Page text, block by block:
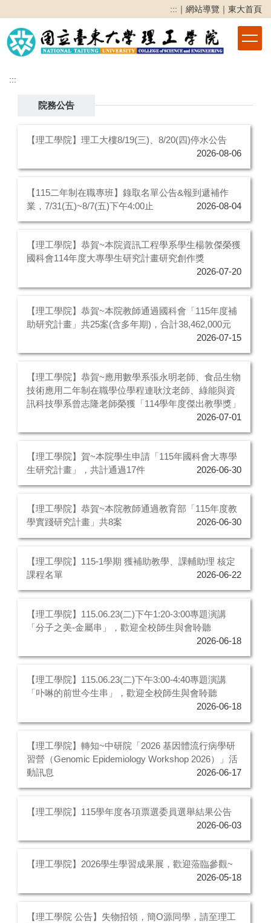
到
主
要
區
::: ｜ 網站導覽 ｜ 東大首頁
:::
院務公告
【理工學院】理工大樓8/19(三)、8/20(四)停水公告
2026-08-06
【115二年制在職專班】錄取名單公告&報到遞補作
業，7/31(五)~8/7(五)下午4:00止
2026-08-04
【理工學院】恭賀~本院資訊工程學系學生楊敦傑榮獲
國科會114年度大專學生研究計畫研究創作獎
2026-07-20
【理工學院】恭賀~本院教師通過國科會「115年度補
助研究計畫」共25案(含多年期)，合計38,462,000元
2026-07-15
【理工學院】恭賀~應用數學系張永明老師、食品生物
技術應用二年制在職學位學程連耿汶老師、綠能與資
訊科技學系曾志隆老師榮獲「114學年度傑出教學獎」
2026-07-01
【理工學院】賀~本院學生申請「115年國科會大專學
生研究計畫」，共計通過17件
2026-06-30
【理工學院】恭賀~本院教師通過教育部「115年度教
學實踐研究計畫」共8案
2026-06-30
【理工學院】115-1學期 獲補助教學、課輔助理 核定
課程名單
2026-06-22
【理工學院】115.06.23(二)下午1:20-3:00專題演講
「分子之美-金屬串」，歡迎全校師生與會聆聽
2026-06-18
【理工學院】115.06.23(二)下午3:00-4:40專題演講
「卟啉的前世今生串」，歡迎全校師生與會聆聽
2026-06-18
【理工學院】轉知~中研院「2026 基因體流行病學研
習營（Genomic Epidemiology Workshop 2026）」活
動訊息
2026-06-17
【理工學院】115學年度各項票選委員選舉結果公告
2026-06-03
【理工學院】2026學生學習成果展，歡迎蒞臨參觀~
2026-05-18
【理工學院 公告】失物招領，簡O源同學，請至理工